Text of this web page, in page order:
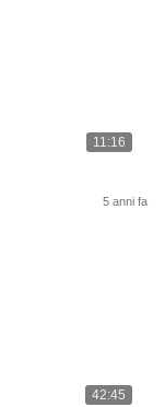
11:16
5 anni fa
42:45